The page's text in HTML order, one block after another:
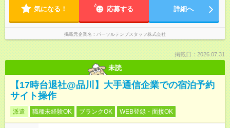
気になる！ 応募する 詳細へ
掲載元企業名 パーソルテンプスタッフ株式会社
掲載日：2026.07.31
未読
【17時台退社@品川】大手通信企業での宿泊予約
サイト操作
派遣 職種未経験OK ブランクOK WEB登録・面接OK